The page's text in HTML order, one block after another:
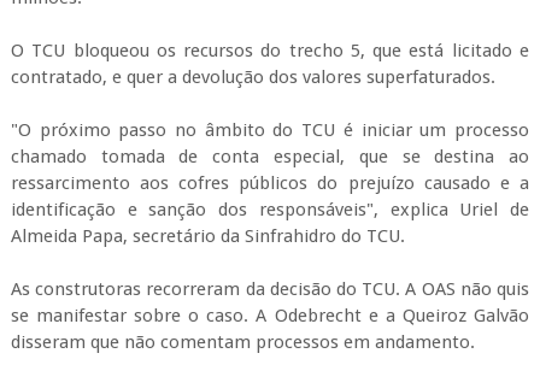
O TCU bloqueou os recursos do trecho 5, que está licitado e
contratado, e quer a devolução dos valores superfaturados.
"O próximo passo no âmbito do TCU é iniciar um processo
chamado tomada de conta especial, que se destina ao
ressarcimento aos cofres públicos do prejuízo causado e a
identificação e sanção dos responsáveis", explica Uriel de
Almeida Papa, secretário da Sinfrahidro do TCU.
As construtoras recorreram da decisão do TCU. A OAS não quis
se manifestar sobre o caso. A Odebrecht e a Queiroz Galvão
disseram que não comentam processos em andamento.